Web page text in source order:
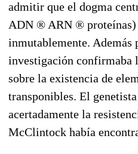
admitir que el dogma
ADN ® ARN ® proteínas)
inmutablemente. Además
investigación confirmaba
sobre la existencia de
transponibles. El
acertadamente la
McClintock había